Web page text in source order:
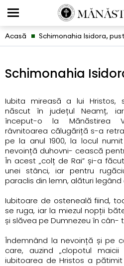
Acasă Schimonahia Isidora,
Schimonahia
Iubita mireasă a lui Hristos,
născut în județul Neamț,
început-o la Mănăstirea
râvnitoarea călugăriță s-a
pe la anul 1900, la locul
nevoință duhovni- cească
În acest „colț de Rai” și-a
unei stânci, iar pentru
paraclis din lemn, alături
Iubitoare de osteneală fiind,
se ruga, iar la miezul nopții
și slăvea pe Dumnezeu în cân-
Îndemnând la nevoință și pe
care, auzind „clopotul
iubitoarea de Hristos a